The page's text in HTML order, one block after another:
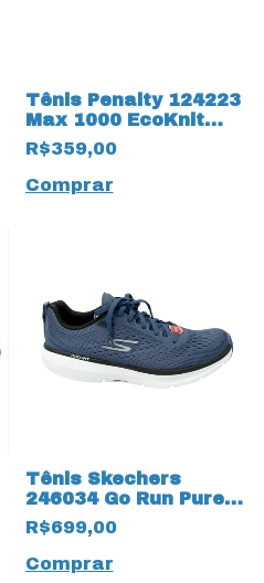
Tênis Penalty 124223
Max 1000 EcoKnit
17505 Turquesa
R$359,00
Comprar
Tênis Skechers
246034 Go Run Pure 3
com Arch Fit 15513
Marinho
R$699,00
Comprar